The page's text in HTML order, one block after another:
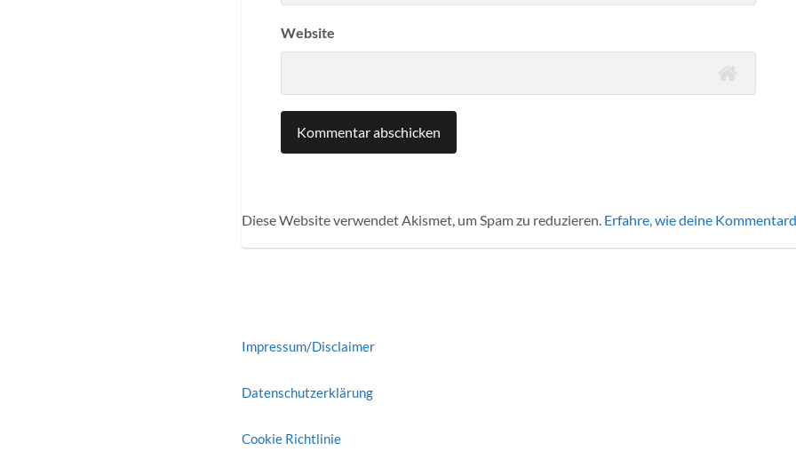
Website
Diese Website verwendet Akismet, um Spam zu reduzieren. Erfahre, wie deine
Impressum/Disclaimer
Datenschutzerklärung
Cookie Richtlinie